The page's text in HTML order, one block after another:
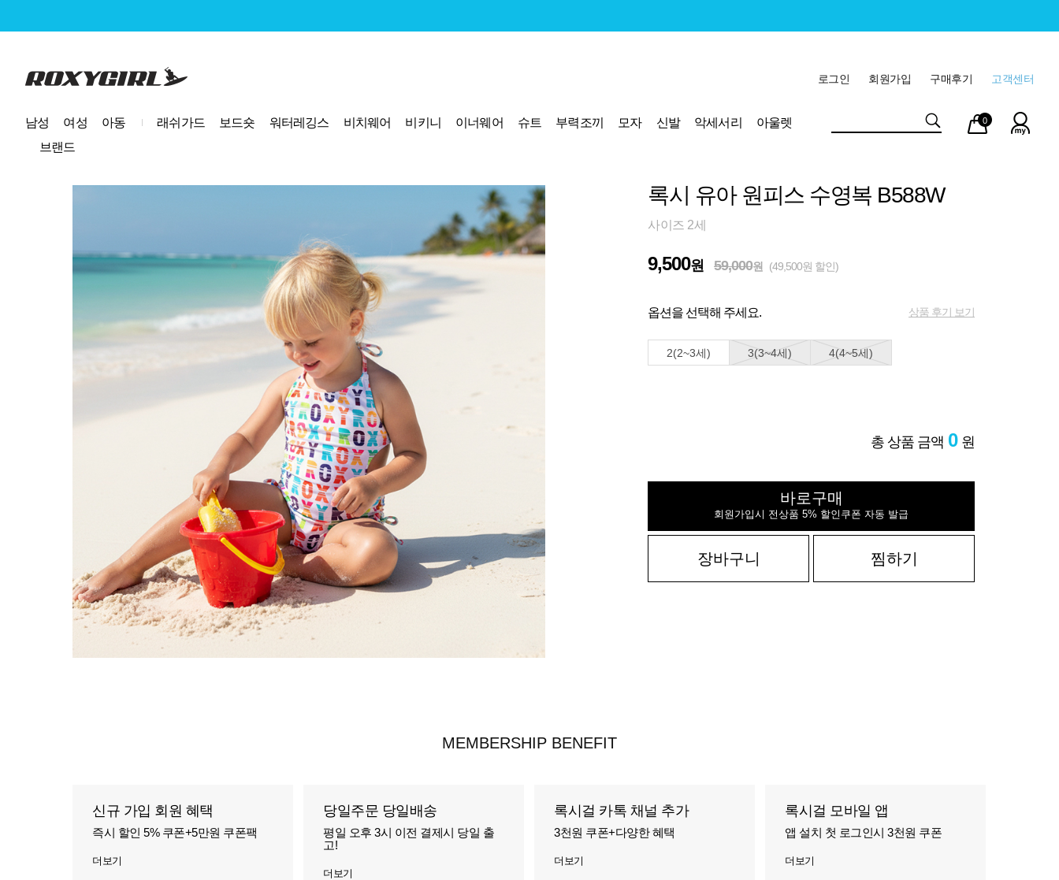
로고 고객센터
구매후기
회원가입
로그인
남성 여성 아동 래쉬가드 보드숏 워터레깅스 비치웨어 비키니 이너웨어 슈트 부력조끼 모자 신발 악세서리
아울렛
브랜드
마이
페이
장바
구니
0
록시 유아 원피스 수영복 B588W
사이즈 2세
9,500원 59,000원 (49,500원 할인)
옵션을 선택해 주세요. 상품 후기 보기
2(2~3세) 3(3~4세) 4(4~5세)
총 상품 금액 0 원
바로구매
회원가입시 전상품 5% 할인쿠폰 자동 발급
장바구니 찜하기
MEMBERSHIP BENEFIT
신규 가입 회원 혜택
즉시 할인 5% 쿠폰+5만원 쿠폰팩
더보기
당일주문 당일배송
평일 오후 3시 이전 결제시 당일 출
고!
더보기
록시걸 카톡 채널 추가
3천원 쿠폰+다양한 혜택
더보기
록시걸 모바일 앱
앱 설치 첫 로그인시 3천원 쿠폰
더보기